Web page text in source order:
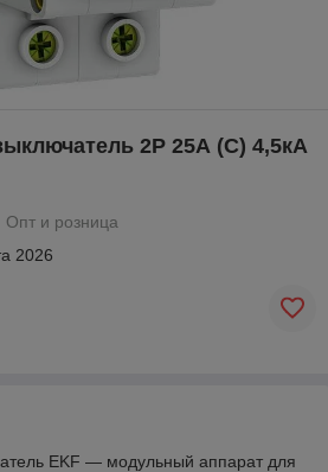
2P 25А (C) 4,5кА
Опт и розница
2026
EKF — модульный аппарат для